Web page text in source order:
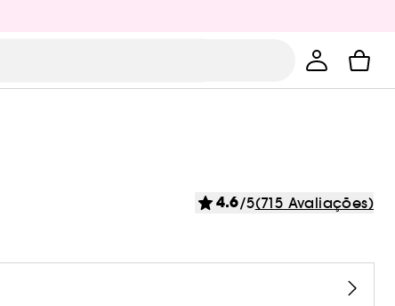
4.6/5(715 Avaliações)